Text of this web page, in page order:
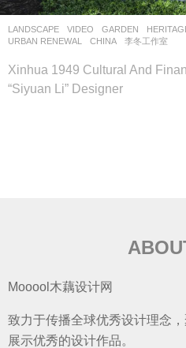
LANDSCAPE VIDEO GARDEN ,
URBAN RENEWAL
CHINA 李冬工作室
Xinhua 1949 Cultural And
“Siyuan Li” Designer
Mooool木藕设计网
致力于传播全球优秀设计理念
展示优秀的设计作品。